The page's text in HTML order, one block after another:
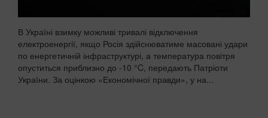
В Україні взимку можливі тривалі відключення
електроенергії, якщо Росія здійснюватиме масовані удари
по енергетичній інфраструктурі, а температура повітря
опуститься приблизно до -10 °C, передають Патріоти
України. За оцінкою «Економічної правди», у на...